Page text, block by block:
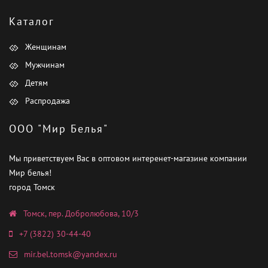
Каталог
Женщинам
Мужчинам
Детям
Распродажа
ООО "Мир Белья"
Мы приветствуем Вас в оптовом интеренет-магазине компании
Мир белья!
город Томск
Томск, пер. Добролюбова, 10/3
+7 (3822) 30-44-40
mir.bel.tomsk@yandex.ru